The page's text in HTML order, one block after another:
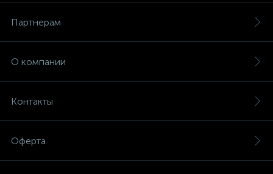
Партнерам
О компании
Контакты
Оферта